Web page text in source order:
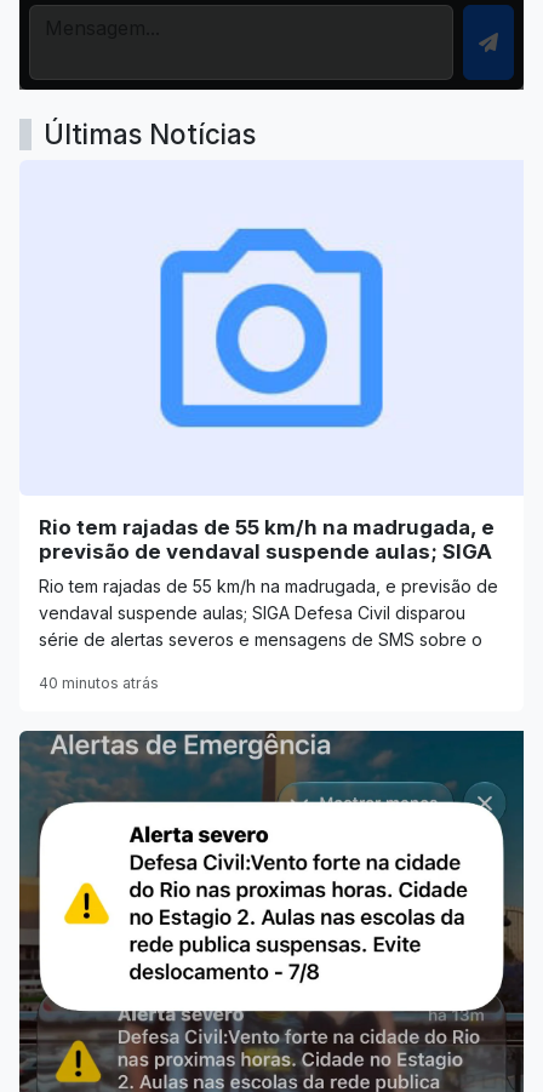
Últimas Notícias
Rio tem rajadas de 55 km/h na madrugada, e
previsão de vendaval suspende aulas; SIGA
Rio tem rajadas de 55 km/h na madrugada, e previsão de
vendaval suspende aulas; SIGA Defesa Civil disparou
série de alertas severos e mensagens de SMS sobre o
40 minutos atrás